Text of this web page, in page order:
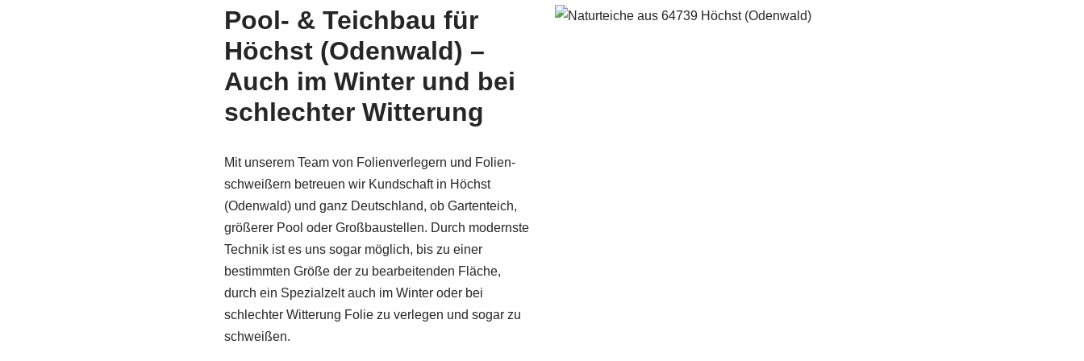
Pool- & Teichbau für
Höchst (Odenwald) –
Auch im Winter und bei
schlechter Witterung
Mit unserem Team von Folienverlegern und Folien­
schweißern betreuen wir Kundschaft in Höchst
(Odenwald) und ganz Deutschland, ob Gartenteich,
größerer Pool oder Großbaustellen. Durch modernste
Technik ist es uns sogar möglich, bis zu einer
bestimmten Größe der zu bearbeitenden Fläche,
durch ein Spezi­alzelt auch im Winter oder bei
schlechter Witterung Folie zu verlegen und sogar zu
schweißen.